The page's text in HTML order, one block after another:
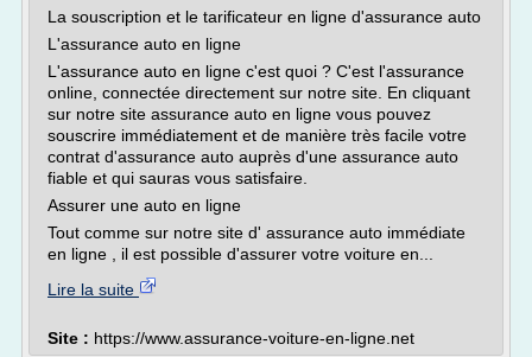
La souscription et le tarificateur en ligne d'assurance auto
L'assurance auto en ligne
L'assurance auto en ligne c'est quoi ? C'est l'assurance
online, connectée directement sur notre site. En cliquant
sur notre site assurance auto en ligne vous pouvez
souscrire immédiatement et de manière très facile votre
contrat d'assurance auto auprès d'une assurance auto
fiable et qui sauras vous satisfaire.
Assurer une auto en ligne
Tout comme sur notre site d' assurance auto immédiate
en ligne , il est possible d'assurer votre voiture en...
Lire la suite
Site : https://www.assurance-voiture-en-ligne.net